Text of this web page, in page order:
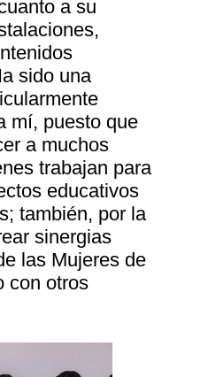
a su
sido una
mí, puesto que
a muchos
trabajan para
educativos
también, por la
sinergias
las Mujeres de
con otros